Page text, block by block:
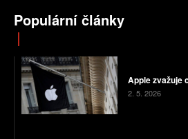
Populární články
Apple zvažuje
2. 5. 2026